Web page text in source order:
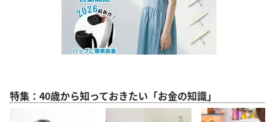
特集：40歳から知っておきたい「お金の知識」